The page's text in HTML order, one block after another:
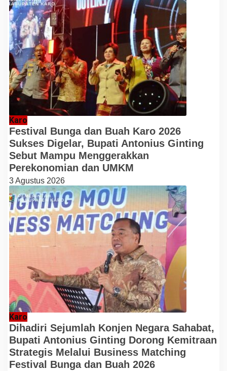
Karo
Festival Bunga dan Buah Karo 2026
Sukses Digelar, Bupati Antonius Ginting
Sebut Mampu Menggerakkan
Perekonomian dan UMKM
3 Agustus 2026
Karo
Dihadiri Sejumlah Konjen Negara Sahabat,
Bupati Antonius Ginting Dorong Kemitraan
Strategis Melalui Business Matching
Festival Bunga dan Buah 2026